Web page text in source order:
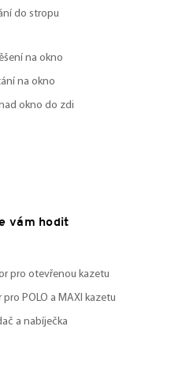
do stropu
na okno
na okno
okno do zdi
vám hodit
pro otevřenou kazetu
POLO a MAXI kazetu
a nabíječka